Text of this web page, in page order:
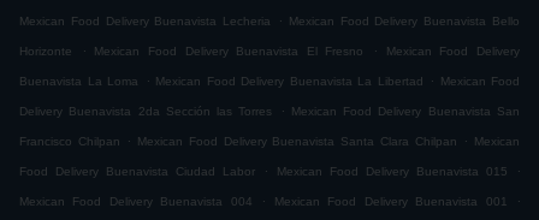
Mexican Food Delivery Buenavista Lecheria . Mexican Food Delivery Buenavista Bello
Horizonte . Mexican Food Delivery Buenavista El Fresno . Mexican Food Delivery
Buenavista La Loma . Mexican Food Delivery Buenavista La Libertad . Mexican Food
Delivery Buenavista 2da Sección las Torres . Mexican Food Delivery Buenavista San
Francisco Chilpan . Mexican Food Delivery Buenavista Santa Clara Chilpan . Mexican
Food Delivery Buenavista Ciudad Labor . Mexican Food Delivery Buenavista 015 .
Mexican Food Delivery Buenavista 004 . Mexican Food Delivery Buenavista 001 .